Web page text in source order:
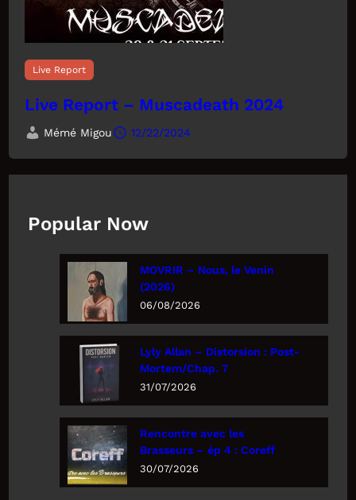
Live Report
Live Report – Muscadeath 2024
Mémé Migou 12/22/2024
Popular Now
MOVRIR – Nous, le Venin
(2026)
06/08/2026
Lyly Allan – Distorsion : Post-
Mortem/Chap. 7
31/07/2026
Rencontre avec les
Brasseurs – ép 4 : Coreff
30/07/2026